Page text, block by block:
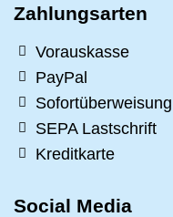
Zahlungsarten
Vorauskasse
PayPal
Sofortüberweisung
SEPA Lastschrift
Kreditkarte
Social Media